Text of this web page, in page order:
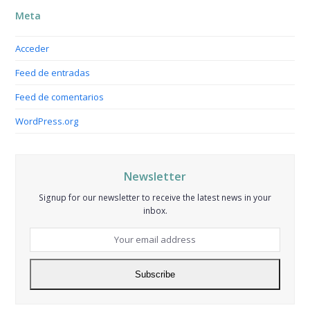
Meta
Acceder
Feed de entradas
Feed de comentarios
WordPress.org
Newsletter
Signup for our newsletter to receive the latest news in your
inbox.
email
address
Subscribe